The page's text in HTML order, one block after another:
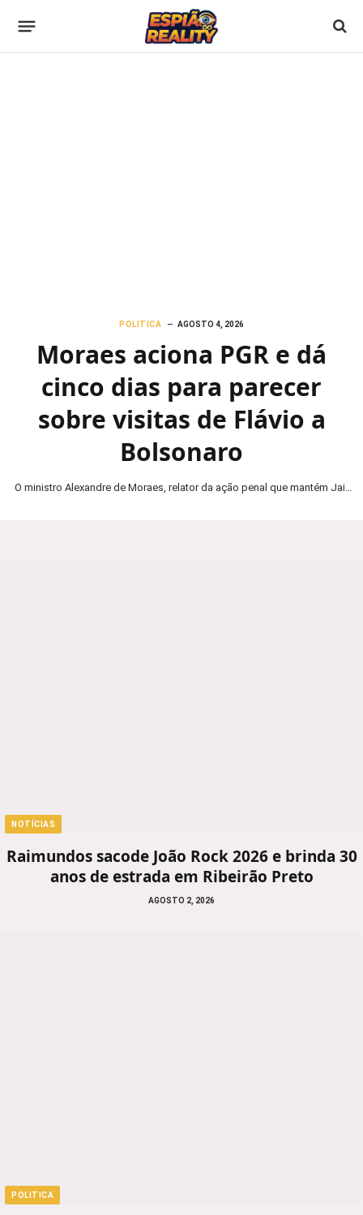
POLITICA AGOSTO 4, 2026
Moraes aciona PGR e dá
cinco dias para parecer
sobre visitas de Flávio a
Bolsonaro
O ministro Alexandre de Moraes, relator da ação penal que mantém Jair
NOTÍCIAS
Raimundos sacode João Rock 2026 e brinda 30
anos de estrada em Ribeirão Preto
AGOSTO 2, 2026
POLITICA